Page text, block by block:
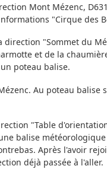
Mont Mézenc,
"Cirque des
"Sommet du
et de la
poteau balise.
Au poteau
"Table
balise
Après l'avoir
déjà passée à l'aller.